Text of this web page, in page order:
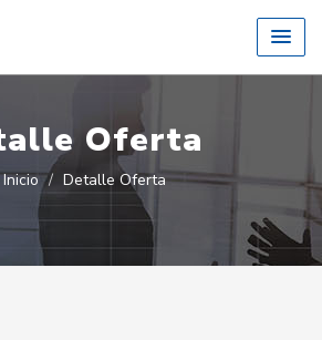
Oferta
Detalle Oferta